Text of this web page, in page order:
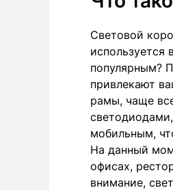
Световой
используется
популярным?
привлекают
рамы, чаще
мобильным,
На данный
офисах,
внимание,